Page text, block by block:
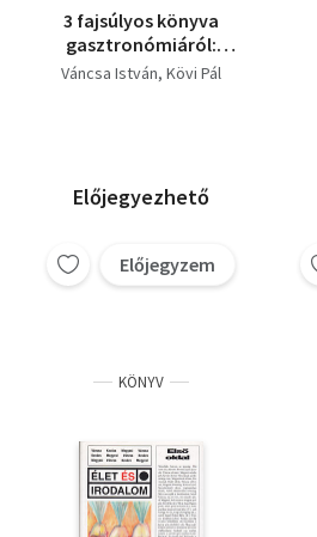
3 fajsúlyos könyva
gasztronómiáról:
Erdélyi lakoma,
Váncsa István Kövi Pál
Előjegyezhető
Előjegyzem
KÖNYV